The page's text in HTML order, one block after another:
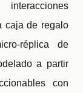
caja de regalo
réplica de
a partir
con